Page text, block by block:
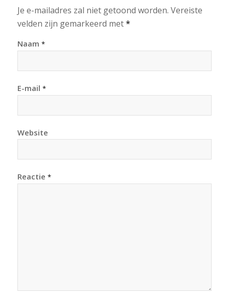
Je e-mailadres zal niet getoond worden. Vereiste
velden zijn gemarkeerd met*
Naam *
E-mail *
Website
Reactie *